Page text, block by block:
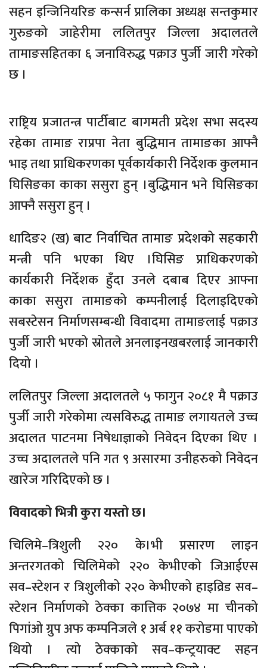
सहन इन्जिनियरिङ कन्सर्न प्रालिका अध्यक्ष सन्तकुमार
गुरुङको जाहेरीमा ललितपुर जिल्ला अदालतले
तामाङसहितका ६ जनाविरुद्ध पक्राउ पुर्जी जारी गरेको
छ ।
राष्ट्रिय प्रजातन्त्र पार्टीबाट बागमती प्रदेश सभा सदस्य
रहेका तामाङ राप्रपा नेता बुद्धिमान तामाङका आफ्नै
भाइ तथा प्राधिकरणका पूर्वकार्यकारी निर्देशक कुलमान
घिसिङका काका ससुरा हुन् ।बुद्धिमान भने घिसिङका
आफ्नै ससुरा हुन् ।
धादिङ२ (ख) बाट निर्वाचित तामाङ प्रदेशको सहकारी
मन्त्री पनि भएका थिए ।घिसिङ प्राधिकरणको
कार्यकारी निर्देशक हुँदा उनले दबाब दिएर आफ्ना
काका ससुरा तामाङको कम्पनीलाई दिलाइदिएको
सबस्टेसन निर्माणसम्बन्धी विवादमा तामाङलाई पक्राउ
पुर्जी जारी भएको स्रोतले अनलाइनखबरलाई जानकारी
दियो ।
ललितपुर जिल्ला अदालतले ५ फागुन २०८१ मै पक्राउ
पुर्जी जारी गरेकोमा त्यसविरुद्ध तामाङ लगायतले उच्च
अदालत पाटनमा निषेधाज्ञाको निवेदन दिएका थिए ।
उच्च अदालतले पनि गत ९ असारमा उनीहरुको निवेदन
खारेज गरिदिएको छ ।
विवादको भित्री कुरा यस्तो छ।
चिलिमे–त्रिशुली २२० के।भी प्रसारण लाइन
अन्तरगतको चिलिमेको २२० केभीएको जिआईएस
सव–स्टेशन र त्रिशुलीको २२० केभीएको हाइव्रिड सव–
स्टेशन निर्माणको ठेक्का कात्तिक २०७४ मा चीनको
पिगांओ ग्रुप अफ कम्पनिजले १ अर्ब ११ करोडमा पाएको
थियो । त्यो ठेक्काको सव–कन्ट्रयाक्ट सहन